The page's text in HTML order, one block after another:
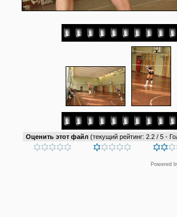
Оценить этот файл (текущий рейтинг: 2.2 / 5 -
Powered